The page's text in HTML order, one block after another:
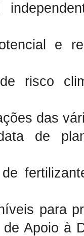
e
risco
das
de
para
Apoio à